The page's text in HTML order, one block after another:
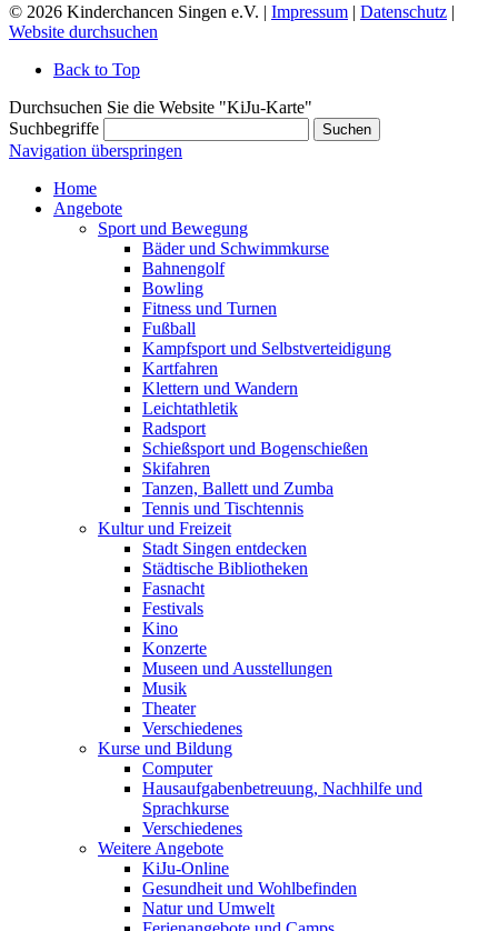
© 2026 Kinderchancen Singen e.V. | Impressum | Datenschutz |
Website durchsuchen
Back to Top
Durchsuchen Sie die Website "KiJu-Karte"
Suchbegriffe
Suchen
Navigation überspringen
Home
Angebote
Sport und Bewegung
Bäder und Schwimmkurse
Bahnengolf
Bowling
Fitness und Turnen
Fußball
Kampfsport und Selbstverteidigung
Kartfahren
Klettern und Wandern
Leichtathletik
Radsport
Schießsport und Bogenschießen
Skifahren
Tanzen, Ballett und Zumba
Tennis und Tischtennis
Kultur und Freizeit
Stadt Singen entdecken
Städtische Bibliotheken
Fasnacht
Festivals
Kino
Konzerte
Museen und Ausstellungen
Musik
Theater
Verschiedenes
Kurse und Bildung
Computer
Hausaufgabenbetreuung, Nachhilfe und
Sprachkurse
Verschiedenes
Weitere Angebote
KiJu-Online
Gesundheit und Wohlbefinden
Natur und Umwelt